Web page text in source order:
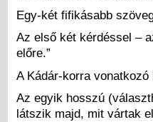
Egy-két fifikásabb
Az első két kérdéssel –
előre.”
A Kádár-korra
Az egyik hosszú
látszik majd, mit vártak